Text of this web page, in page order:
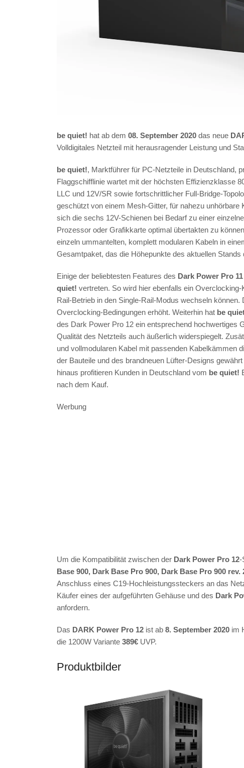
be quiet! hat ab dem 08. September 2020 das neue
Volldigitales Netzteil mit herausragender Leistung und
be quiet!, Marktführer für PC-Netzteile in Deutschland,
Flaggschifflinie wartet mit der höchsten Effizienzklasse
LLC und 12V/SR sowie fortschrittlicher Full-Bridge-
geschützt von einem Mesh-Gitter, für nahezu
sich die sechs 12V-Schienen bei Bedarf zu einer
Prozessor oder Grafikkarte optimal übertakten zu
einzeln ummantelten, komplett modularen Kabeln in
Gesamtpaket, das die Höhepunkte des aktuellen Stands
Einige der beliebtesten Features des Dark Power Pro 11
quiet! vertreten. So wird hier ebenfalls ein
Rail-Betrieb in den Single-Rail-Modus wechseln
Overclocking-Bedingungen erhöht. Weiterhin hat be
des Dark Power Pro 12 ein entsprechend hochwertiges
Qualität des Netzteils auch äußerlich widerspiegelt.
und vollmodularen Kabel mit passenden Kabelkämmen
der Bauteile und des brandneuen Lüfter-Designs gewährt
hinaus profitieren Kunden in Deutschland vom be quiet!
nach dem Kauf.
Werbung
Um die Kompatibilität zwischen der Dark Power Pro 12-
Base 900, Dark Base Pro 900, Dark Base Pro 900 rev.
Anschluss eines C19-Hochleistungssteckers an das
Käufer eines der aufgeführten Gehäuse und des Dark
anfordern.
Das DARK Power Pro 12 ist ab 8. September 2020 im
die 1200W Variante 389€ UVP.
Produktbilder
be quiet! Dark Power Pro 12
VERGRÖßERN